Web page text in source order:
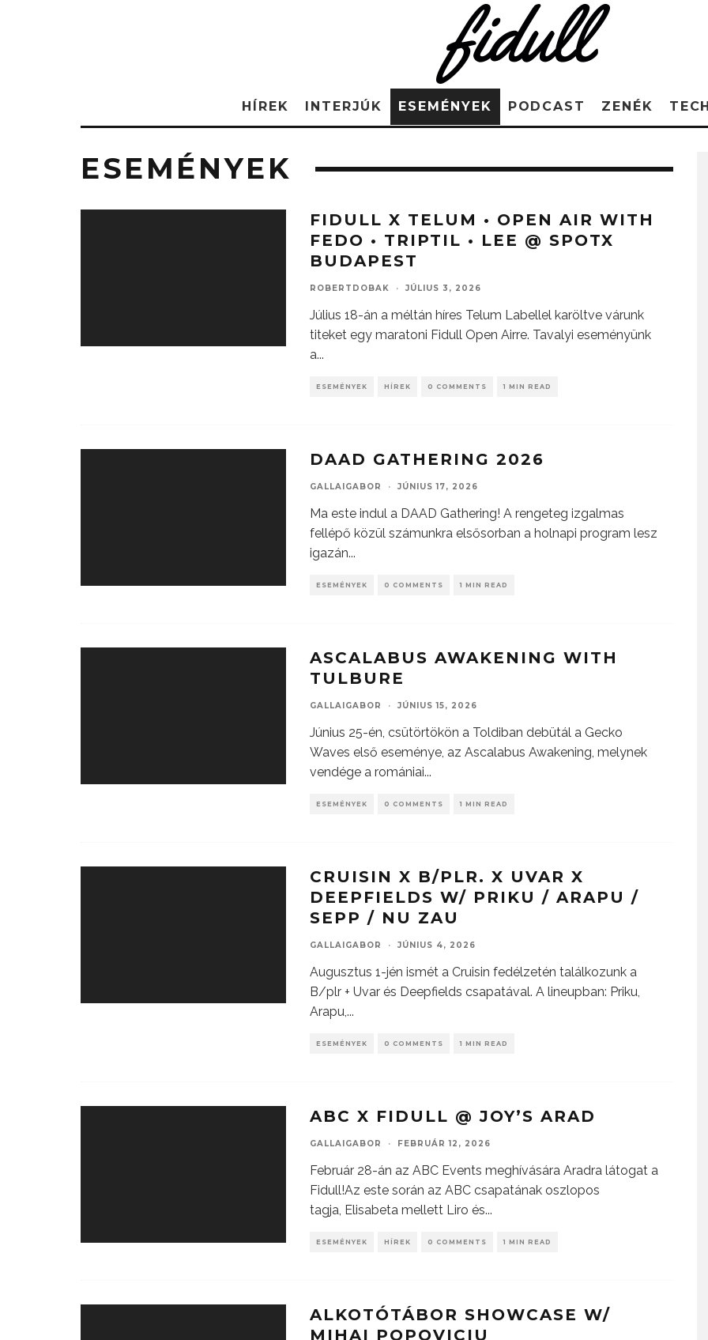
HÍREK INTERJÚK ESEMÉNYEK PODCAST ZENÉK
ESEMÉNYEK
FIDULL X TELUM • OPEN AIR WITH
FEDO • TRIPTIL • LEE @ SPOTX
BUDAPEST
ROBERTDOBAK · JÚLIUS 3, 2026
Július 18-án a méltán híres Telum Labellel karöltve várunk
titeket egy maratoni Fidull Open Airre. Tavalyi eseményünk
a...
ESEMÉNYEK HÍREK 0 COMMENTS 1 MIN READ
DAAD GATHERING 2026
GALLAIGABOR · JÚNIUS 17, 2026
Ma este indul a DAAD Gathering! A rengeteg izgalmas
fellépő közül számunkra elsősorban a holnapi program lesz
igazán...
ESEMÉNYEK 0 COMMENTS 1 MIN READ
ASCALABUS AWAKENING WITH
TULBURE
GALLAIGABOR · JÚNIUS 15, 2026
Június 25-én, csütörtökön a Toldiban debütál a Gecko
Waves első eseménye, az Ascalabus Awakening, melynek
vendége a romániai...
ESEMÉNYEK 0 COMMENTS 1 MIN READ
CRUISIN X B/PLR. X UVAR X
DEEPFIELDS W/ PRIKU / ARAPU /
SEPP / NU ZAU
GALLAIGABOR · JÚNIUS 4, 2026
Augusztus 1-jén ismét a Cruisin fedélzetén találkozunk a
B/plr + Uvar és Deepfields csapatával. A lineupban: Priku,
Arapu,...
ESEMÉNYEK 0 COMMENTS 1 MIN READ
ABC X FIDULL @ JOY’S ARAD
GALLAIGABOR · FEBRUÁR 12, 2026
Február 28-án az ABC Events meghívására Aradra látogat a
Fidull!Az este során az ABC csapatának oszlopos
tagja, Elisabeta mellett Liro és...
ESEMÉNYEK HÍREK 0 COMMENTS 1 MIN READ
ALKOTÓTÁBOR SHOWCASE W/
MIHAI POPOVICIU